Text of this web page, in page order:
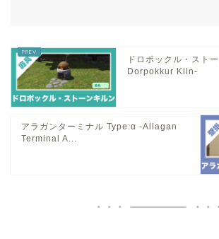
ドロポックル・スト
Dorpokkur Kiln-
アラガンターミナル Type:α -Allagan
Terminal A...